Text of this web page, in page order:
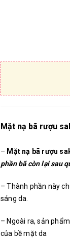
Mặt nạ bã rượu
– Mặt nạ bã rượu
phần bã còn lại sau
– Thành phần này
sáng da.
– Ngoài ra, sản
của bề mặt da